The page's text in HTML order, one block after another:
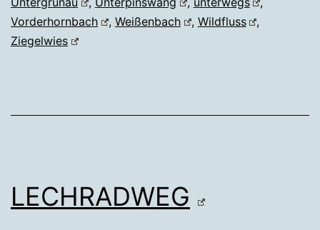
Vorderhornbach
, Weißenbach , Wildfluss
,
Ziegelwies
LECHRADWEG